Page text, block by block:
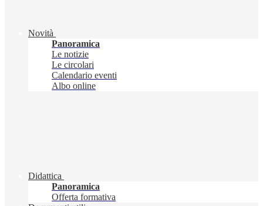
Novità
Panoramica
Le notizie
Le circolari
Calendario eventi
Albo online
Didattica
Panoramica
Offerta formativa